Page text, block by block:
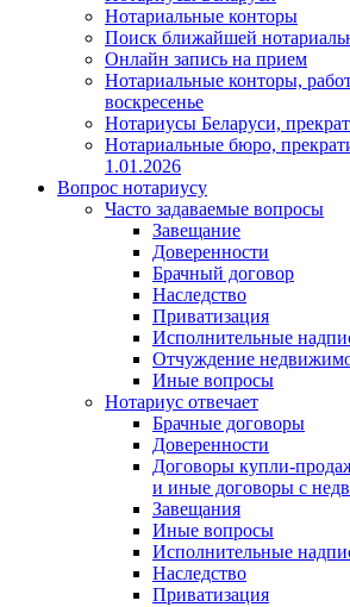
Нотариальные конторы
Поиск ближайшей
Онлайн запись на прием
Нотариальные конторы,
воскресенье
Нотариусы Беларуси,
Нотариальные бюро,
1.01.2026
Вопрос нотариусу
Часто задаваемые вопросы
Завещание
Доверенности
Брачный договор
Наследство
Приватизация
Исполнительные
Отчуждение
Иные вопросы
Нотариус отвечает
Брачные договоры
Доверенности
Договоры купли-
и иные договоры с
Завещания
Иные вопросы
Исполнительные
Наследство
Приватизация